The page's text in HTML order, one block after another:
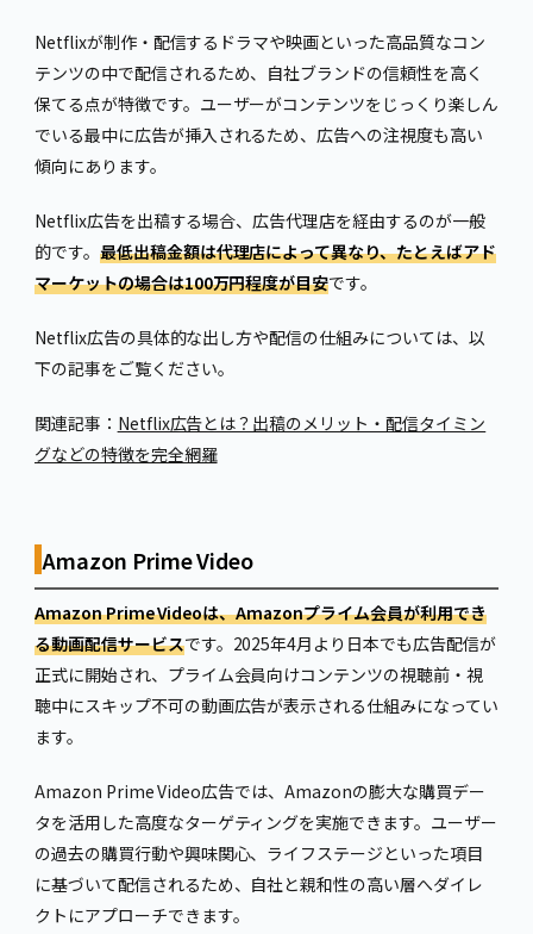
Netflixが制作・配信するドラマや映画といった高品質なコン
テンツの中で配信されるため、自社ブランドの信頼性を高く
保てる点が特徴です。ユーザーがコンテンツをじっくり楽しん
でいる最中に広告が挿入されるため、広告への注視度も高い
傾向にあります。
Netflix広告を出稿する場合、広告代理店を経由するのが一般
的です。 最低出稿金額は代理店によって異なり、たとえばアド
マーケットの場合は100万円程度が目安です。
Netflix広告の具体的な出し方や配信の仕組みについては、以
下の記事をご覧ください。
関連記事： Netflix広告とは？出稿のメリット・配信タイミン
グなどの特徴を完全網羅
Amazon Prime Video
Amazon Prime Videoは、Amazonプライム会員が利用でき
る動画配信サービスです。2025年4月より日本でも広告配信が
正式に開始され、プライム会員向けコンテンツの視聴前・視
聴中にスキップ不可の動画広告が表示される仕組みになってい
ます。
Amazon Prime Video広告では、Amazonの膨大な購買デー
タを活用した高度なターゲティングを実施できます。ユーザー
の過去の購買行動や興味関心、ライフステージといった項目
に基づいて配信されるため、自社と親和性の高い層へダイレ
クトにアプローチできます。